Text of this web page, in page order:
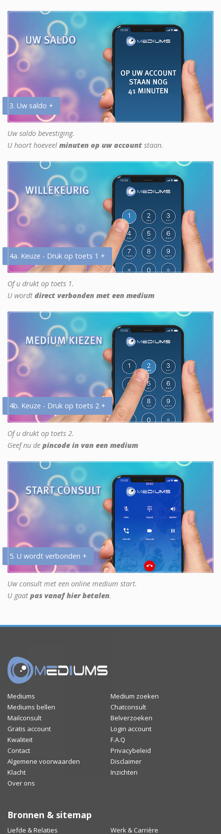
3. Uw saldo +
Uw saldo bevestiging.
U hoort hoeveel minuten op uw account staan.
4a. Keuze - Druk op toets 1 +
Of u drukt op toets 1.
U wordt direct verbonden met een medium
4b. Keuze - Druk op toets 2 +
Of u drukt op toets 2.
Geef nu de pincode in van een medium
5. U wordt verbonden +
Uw consult met een online medium start.
U gaat pas vanaf hier betalen.
Mediums
Medium zoeken
Mediums bellen
Chatconsult
Mailconsult
Belverzoeken
Gratis account
Login account
Kwaliteit
F.A.Q
Contact
Privacybeleid
Algemene voorwaarden
Disclaimer
Klacht
Inzichten
Over ons
Bronnen & sitemap
Liefde & Relaties Werk & Carrière